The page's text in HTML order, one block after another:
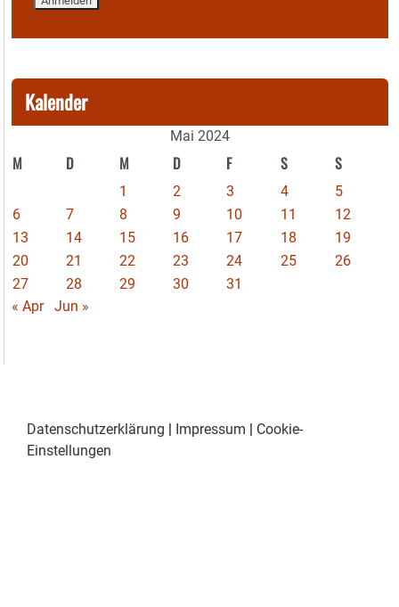
Kalender
Mai 2024
M D M D F S S
1 2 3 4
5
6
7 8 9 10 11
12
13
14 15 16 17 18
19
20
21 22 23 24 25
26
27
28 29 30
31
« Apr
Jun »
Datenschutzerklärung Impressum
Cookie-
Einstellungen